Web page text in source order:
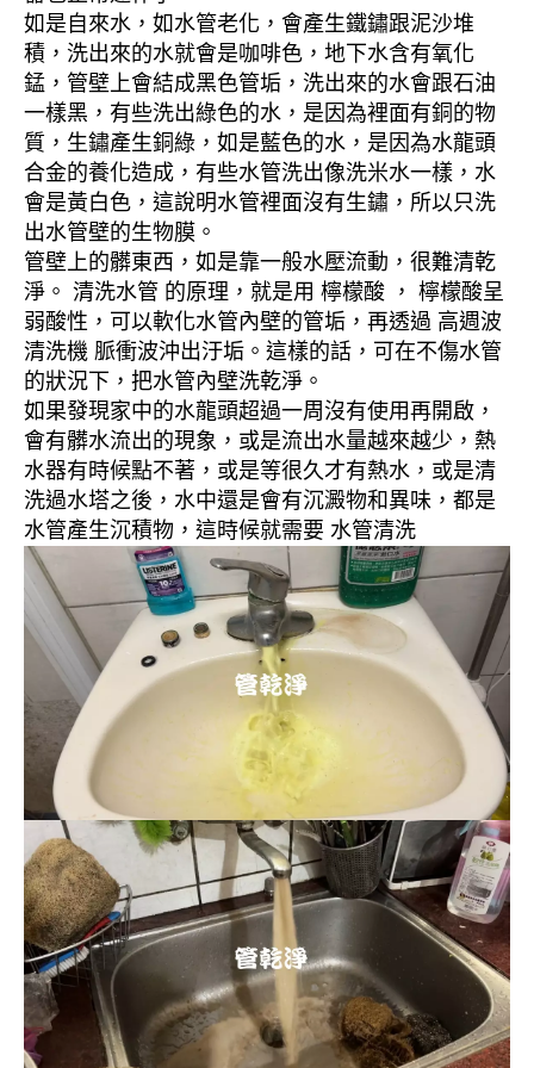
如是自來水，如水管老化，會產生鐵鏽跟泥沙堆
積，洗出來的水就會是咖啡色，地下水含有氧化
錳，管壁上會結成黑色管垢，洗出來的水會跟石油
一樣黑，有些洗出綠色的水，是因為裡面有銅的物
質，生鏽產生銅綠，如是藍色的水，是因為水龍頭
合金的養化造成，有些水管洗出像洗米水一樣，水
會是黃白色，這說明水管裡面沒有生鏽，所以只洗
出水管壁的生物膜。
管壁上的髒東西，如是靠一般水壓流動，很難清乾
淨。 清洗水管 的原理，就是用 檸檬酸 ， 檸檬酸呈
弱酸性，可以軟化水管內壁的管垢，再透過 高週波
清洗機 脈衝波沖出汙垢。這樣的話，可在不傷水管
的狀況下，把水管內壁洗乾淨。
如果發現家中的水龍頭超過一周沒有使用再開啟，
會有髒水流出的現象，或是流出水量越來越少，熱
水器有時候點不著，或是等很久才有熱水，或是清
洗過水塔之後，水中還是會有沉澱物和異味，都是
水管產生沉積物，這時候就需要 水管清洗